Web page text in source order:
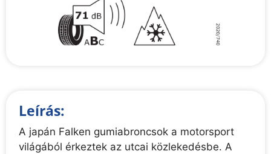
Leírás:
A japán Falken gumiabroncsok a motorsport
világából érkeztek az utcai közlekedésbe. A